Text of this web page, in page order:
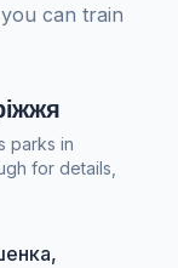
can train
parks in
for details,